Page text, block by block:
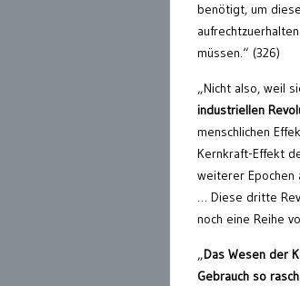
benötigt, um
müssen.“ (326)
„Nicht also, weil
industriellen
menschlichen
Kernkraft-Effekt
weiterer Epochen
… Diese dritte
noch eine Reihe
„Das Wesen der
Gebrauch so